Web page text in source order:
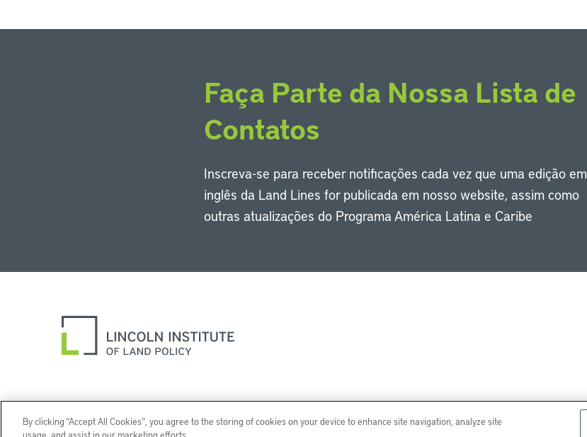
Faça Parte da Nossa Lista de
Contatos
Inscreva-se para receber notificações cada vez que uma edição em
inglês da Land Lines for publicada em nosso website, assim como
outras atualizações do Programa América Latina e Caribe
By clicking “Accept All Cookies”, you agree to the storing of cookies on your device to enhance site navigation, analyze site
usage, and assist in our marketing efforts.